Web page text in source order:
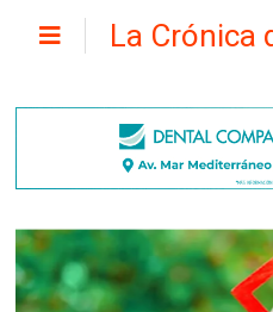
La Crónica